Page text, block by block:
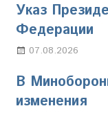
Указ
Федерации
07.08.2026
В
изменения